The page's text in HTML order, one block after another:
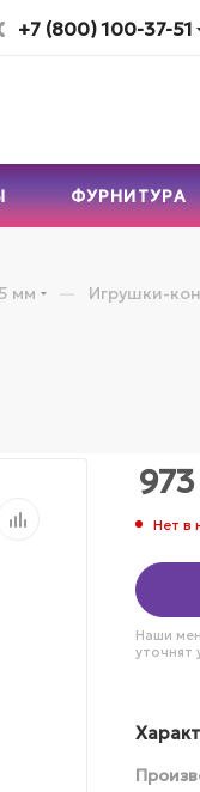
+7 (800) 100-37-51
ФУРНИТУРА
мм — Игрушки-
973
Нет в
Наши
уточнят